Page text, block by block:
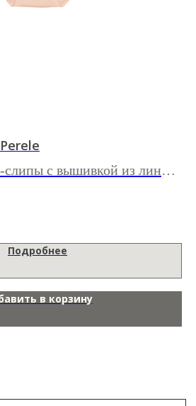
с вышивкой из линии
Подробнее
в корзину